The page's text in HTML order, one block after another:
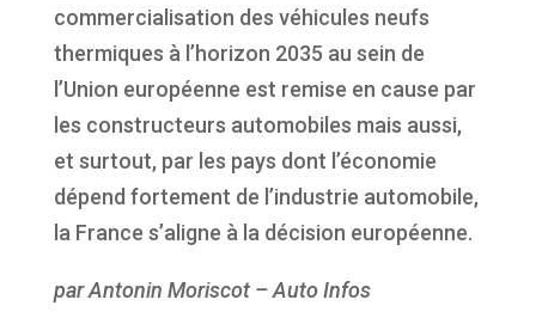
commercialisation des véhicules neufs
thermiques à l’horizon 2035 au sein de
l’Union européenne est remise en cause par
les constructeurs automobiles mais aussi,
et surtout, par les pays dont l’économie
dépend fortement de l’industrie automobile,
la France s’aligne à la décision européenne.
par Antonin Moriscot – Auto Infos